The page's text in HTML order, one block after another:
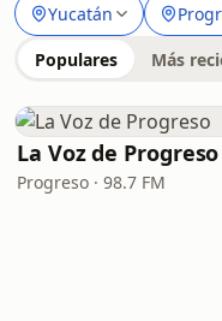
Yucatán
Populares Más
La Voz de Progreso
Progreso · 98.7 FM